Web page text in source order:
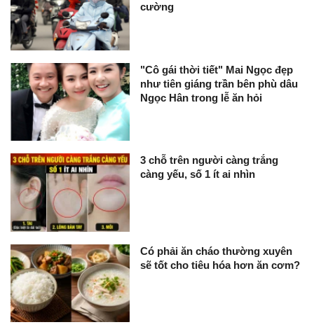
cường
"Cô gái thời tiết" Mai Ngọc đẹp
như tiên giáng trần bên phù dâu
Ngọc Hân trong lễ ăn hỏi
3 chỗ trên người càng trắng
càng yếu, số 1 ít ai nhìn
Có phải ăn cháo thường xuyên
sẽ tốt cho tiêu hóa hơn ăn cơm?